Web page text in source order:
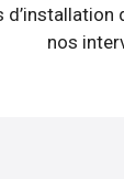
nos